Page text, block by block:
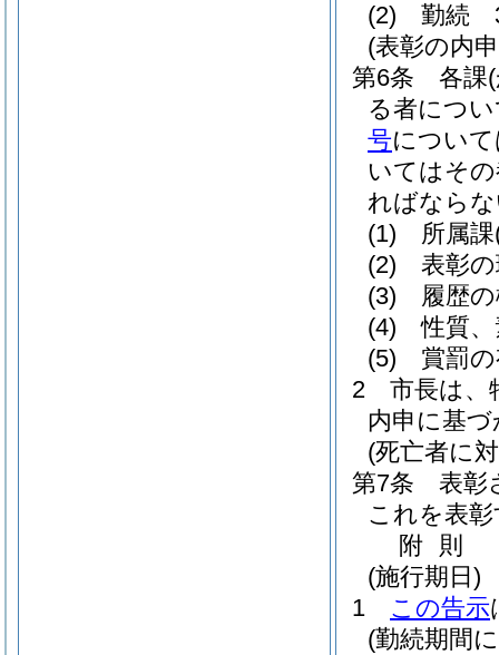
(2)
勤続
(表彰の内
第6条
各課
る者につ
号につい
いてはそ
ればなら
(1)
所属課
(2)
表彰
(3)
履歴
(4)
性質
(5)
賞罰
2
市長は、
内申に基
(死亡者に
第7条
表彰
これを表
附 則
(施行期日)
1
この告示
(勤続期間